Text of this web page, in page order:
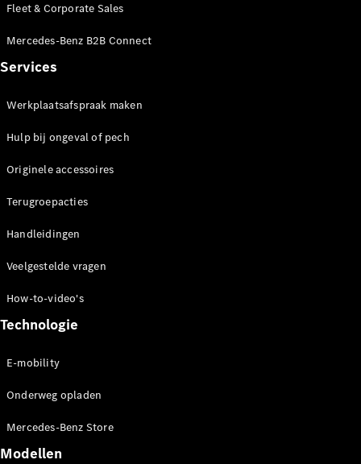
Autonoom
Rijassistentiesystemen
MBUX
Over-the-
Design en
cars
mobiliteit
Duurzaamheid
Mercedes-
Benz
Nederland
Fleet & Corporate Sales
Mercedes-Benz B2B Connect
Services
Werkplaatsafspraak maken
Hulp bij ongeval of pech
Originele accessoires
Terugroepacties
Handleidingen
Veelgestelde vragen
How-to-video's
Technologie
E-mobility
Onderweg opladen
Mercedes-Benz Store
Modellen